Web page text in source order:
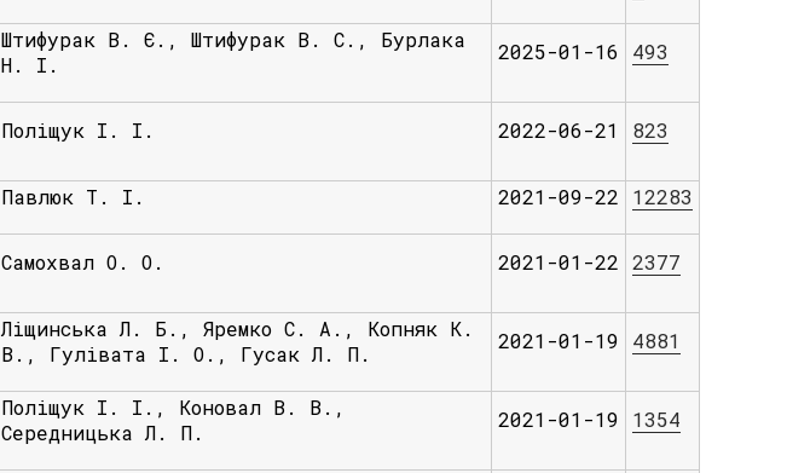
Штифурак В. Є., Штифурак В. С., Бурлака
Н. І.
2025-01-16 493
Поліщук І. І. 2022-06-21 823
Павлюк Т. І. 2021-09-22 12283
Самохвал О. О. 2021-01-22 2377
Ліщинська Л. Б., Яремко С. А., Копняк К.
В., Гулівата І. О., Гусак Л. П.
2021-01-19 4881
Поліщук І. І., Коновал В. В.,
Середницька Л. П.
2021-01-19 1354